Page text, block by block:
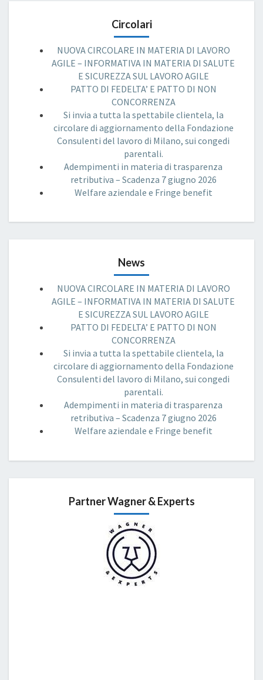
Circolari
NUOVA CIRCOLARE IN MATERIA DI LAVORO
AGILE – INFORMATIVA IN MATERIA DI SALUTE
E SICUREZZA SUL LAVORO AGILE
PATTO DI FEDELTA’ E PATTO DI NON
CONCORRENZA
Si invia a tutta la spettabile clientela, la
circolare di aggiornamento della Fondazione
Consulenti del lavoro di Milano, sui congedi
parentali.
Adempimenti in materia di trasparenza
retributiva – Scadenza 7 giugno 2026
Welfare aziendale e Fringe benefit
News
NUOVA CIRCOLARE IN MATERIA DI LAVORO
AGILE – INFORMATIVA IN MATERIA DI SALUTE
E SICUREZZA SUL LAVORO AGILE
PATTO DI FEDELTA’ E PATTO DI NON
CONCORRENZA
Si invia a tutta la spettabile clientela, la
circolare di aggiornamento della Fondazione
Consulenti del lavoro di Milano, sui congedi
parentali.
Adempimenti in materia di trasparenza
retributiva – Scadenza 7 giugno 2026
Welfare aziendale e Fringe benefit
Partner Wagner & Experts